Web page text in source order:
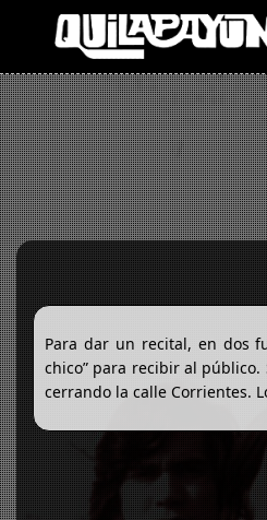
Para dar un recital, en dos
chico” para recibir al
cerrando la calle Corrientes.